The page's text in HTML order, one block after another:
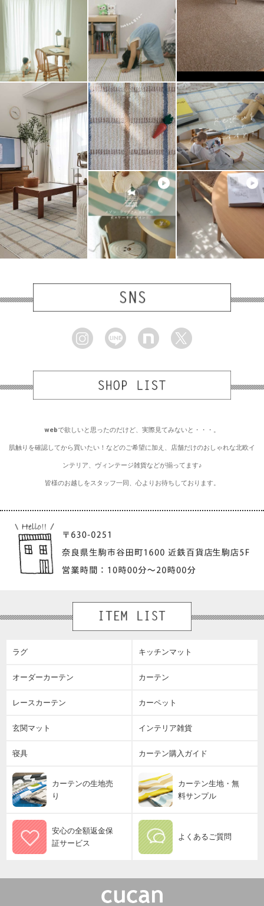
webで欲しいと思ったのだけど、実際見てみないと・・・。
肌触りを確認してから買いたい！などのご希望に加え、店舗だけのおしゃれな北欧イ
ンテリア、ヴィンテージ雑貨などが揃ってます♪
皆様のお越しをスタッフ一同、心よりお待ちしております。
ラグ キッチンマット
オーダーカーテン カーテン
レースカーテン カーペット
玄関マット インテリア雑貨
寝具 カーテン購入ガイド
カーテンの生地売
り
カーテン生地・無
料サンプル
安心の全額返金保
証サービス
よくあるご質問